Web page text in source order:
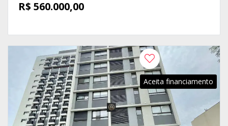
R$ 560.000,00
Aceita financiamento